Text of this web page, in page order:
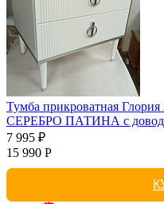
Тумба прикроватная
СЕРЕБРО ПАТИНА с
7 995 ₽
15 990 Р